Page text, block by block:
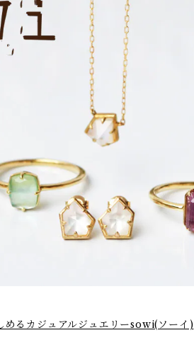
めるカジュアルジュエリーsowi(ソーイ)